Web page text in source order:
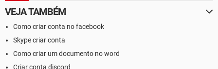
VEJA TAMBÉM
Como criar conta no facebook
Skype criar conta
Como criar um documento no word
Criar conta discord